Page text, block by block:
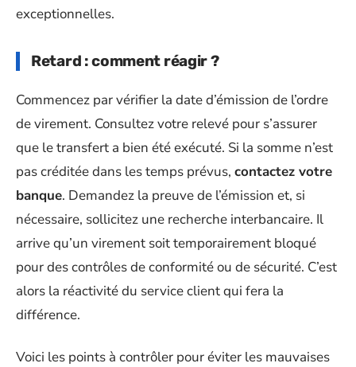
exceptionnelles.
Retard : comment réagir ?
Commencez par vérifier la date d’émission de l’ordre
de virement. Consultez votre relevé pour s’assurer
que le transfert a bien été exécuté. Si la somme n’est
pas créditée dans les temps prévus, contactez votre
banque. Demandez la preuve de l’émission et, si
nécessaire, sollicitez une recherche interbancaire. Il
arrive qu’un virement soit temporairement bloqué
pour des contrôles de conformité ou de sécurité. C’est
alors la réactivité du service client qui fera la
différence.
Voici les points à contrôler pour éviter les mauvaises